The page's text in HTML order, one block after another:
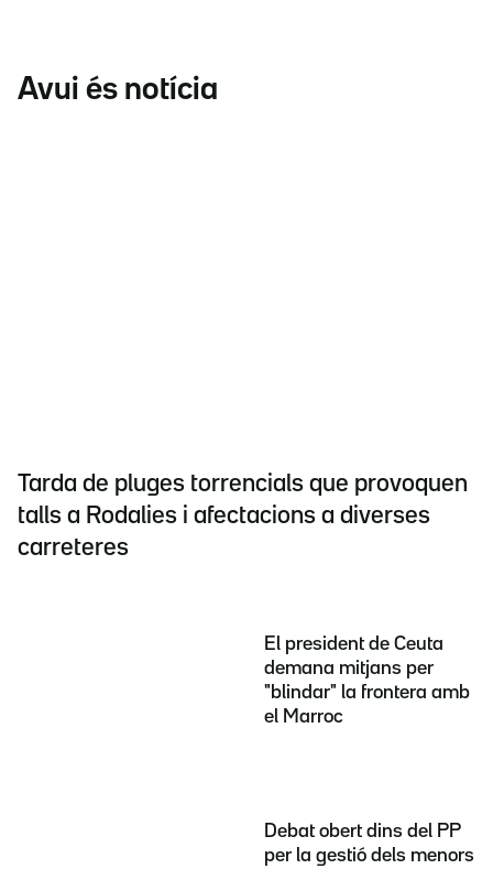
Avui és notícia
Tarda de pluges torrencials que provoquen
talls a Rodalies i afectacions a diverses
carreteres
El president de Ceuta
demana mitjans per
"blindar" la frontera amb
el Marroc
Debat obert dins del PP
per la gestió dels menors